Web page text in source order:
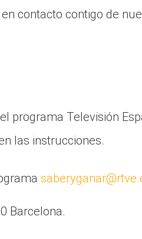
contacto contigo de
programa Televisión
las instrucciones.
Barcelona.